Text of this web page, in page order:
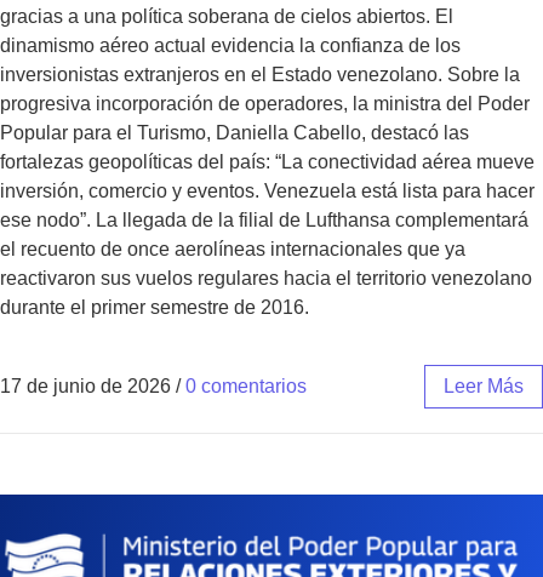
gracias a una política soberana de cielos abiertos. El
dinamismo aéreo actual evidencia la confianza de los
inversionistas extranjeros en el Estado venezolano. Sobre la
progresiva incorporación de operadores, la ministra del Poder
Popular para el Turismo, Daniella Cabello, destacó las
fortalezas geopolíticas del país: “La conectividad aérea mueve
inversión, comercio y eventos. Venezuela está lista para hacer
ese nodo”. La llegada de la filial de Lufthansa complementará
el recuento de once aerolíneas internacionales que ya
reactivaron sus vuelos regulares hacia el territorio venezolano
durante el primer semestre de 2016.
17 de junio de 2026 / 0 comentarios Leer Más